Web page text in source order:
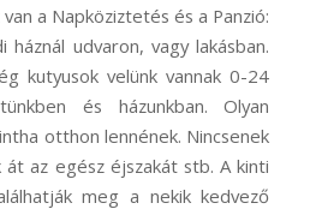
a Napköziztetés és a Panzió:
háznál udvaron, vagy lakásban.
kutyusok velünk vannak 0-24
és házunkban. Olyan
otthon lennének. Nincsenek
az egész éjszakát stb. A kinti
meg a nekik kedvező